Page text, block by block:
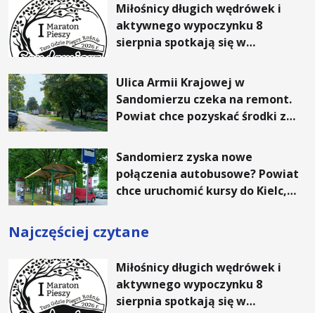
Miłośnicy długich wędrówek i
aktywnego wypoczynku 8
sierpnia spotkają się w
Pieszym „Tam Gdzie Pieprz
Rośnie”
Ulica Armii Krajowej w
Sandomierzu czeka na remont.
Powiat chce pozyskać środki z
Dróg
Sandomierz zyska nowe
połączenia autobusowe? Powiat
chce uruchomić kursy do Kielc,
Najczęściej czytane
Miłośnicy długich wędrówek i
aktywnego wypoczynku 8
sierpnia spotkają się w